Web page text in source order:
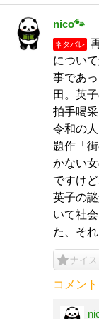
nico🐾
ネタバレ
につい
事であ
田。英
拍手喝
令和の
題作「
かない
ですけ
英子の
いて社
た、そ
ナイス
コメン